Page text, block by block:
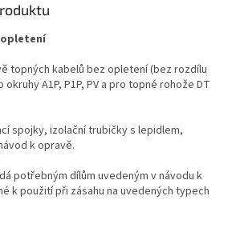
opletení
topných kabelů bez opletení (bez rozdílu
A1P, P1P, PV a pro topné rohože DT
spojky, izolační trubičky s lepidlem,
k opravě.
potřebným dílům uvedeným v návodu k
k použití při zásahu na uvedených typech